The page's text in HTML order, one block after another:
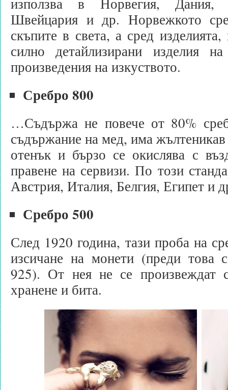
Швейцария и др. Норвежкото
скъпите в света, а сред
силно детайлизирани изделия
произведения на изкуството.
Сребро 800
…Съдържа не повече от 80%
съдържание на мед, има жълтеникав
отенък и бързо се окислява с
правене на сервизи. По този
Австрия, Италия, Белгия, Египет и
Сребро 500
След 1920 година, тази проба на
изсичане на монети (преди това
925). От нея не се произвеждат
хранене и бита.